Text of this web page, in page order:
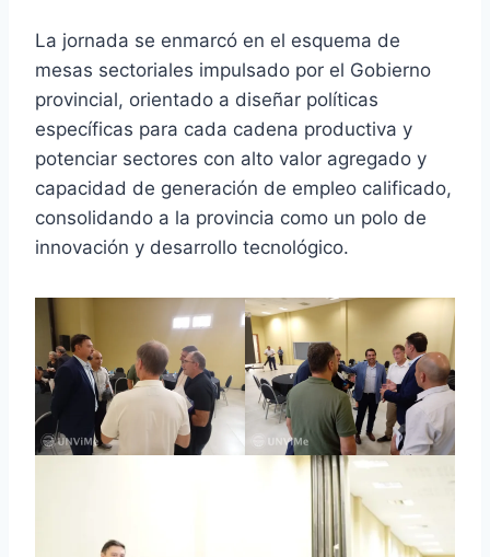
La jornada se enmarcó en el esquema de
mesas sectoriales impulsado por el Gobierno
provincial, orientado a diseñar políticas
específicas para cada cadena productiva y
potenciar sectores con alto valor agregado y
capacidad de generación de empleo calificado,
consolidando a la provincia como un polo de
innovación y desarrollo tecnológico.